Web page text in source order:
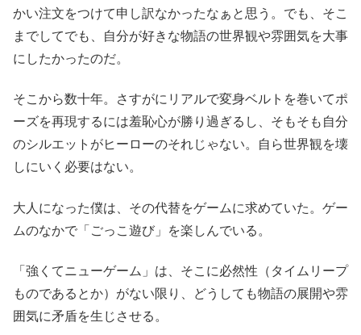
かい注文をつけて申し訳なかったなぁと思う。でも、そこ
までしてでも、自分が好きな物語の世界観や雰囲気を大事
にしたかったのだ。
そこから数十年。さすがにリアルで変身ベルトを巻いてポ
ーズを再現するには羞恥心が勝り過ぎるし、そもそも自分
のシルエットがヒーローのそれじゃない。自ら世界観を壊
しにいく必要はない。
大人になった僕は、その代替をゲームに求めていた。ゲー
ムのなかで「ごっこ遊び」を楽しんでいる。
「強くてニューゲーム」は、そこに必然性（タイムリープ
ものであるとか）がない限り、どうしても物語の展開や雰
囲気に矛盾を生じさせる。